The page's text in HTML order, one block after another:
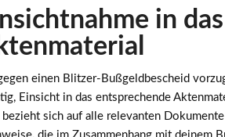
in
einen Blitzer-Bußgeldbescheid
Einsicht in das entsprechende
bezieht sich auf alle relevanten Dokumente